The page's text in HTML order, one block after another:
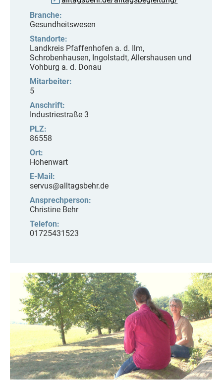
Branche:
Gesundheitswesen
Standorte:
Landkreis Pfaffenhofen a. d. Ilm,
Schrobenhausen, Ingolstadt, Allershausen und
Vohburg a. d. Donau
Mitarbeiter:
5
Anschrift:
Industriestraße 3
PLZ:
86558
Ort:
Hohenwart
E-Mail:
servus@alltagsbehr.de
Ansprechperson:
Christine Behr
Telefon:
01725431523